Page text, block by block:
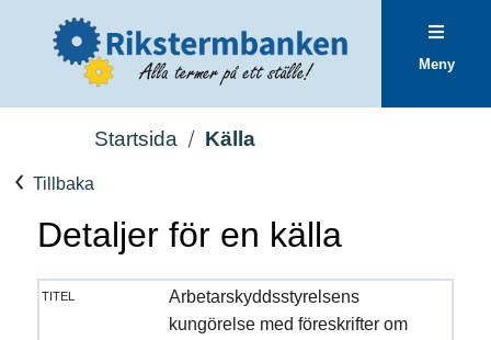
Meny
Startsida Källa
Tillbaka
Detaljer för en källa
titel
Arbetarskyddsstyrelsens
kungörelse med föreskrifter om